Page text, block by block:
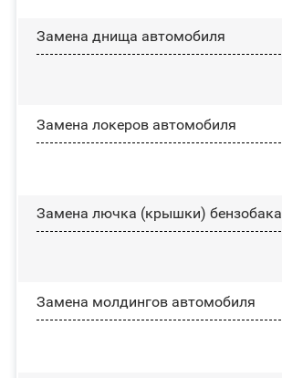
Замена днища автомобиля
Замена лoĸepoв автомобиля
Замена лючка (крышки) бензобака
Замена молдингов автомобиля